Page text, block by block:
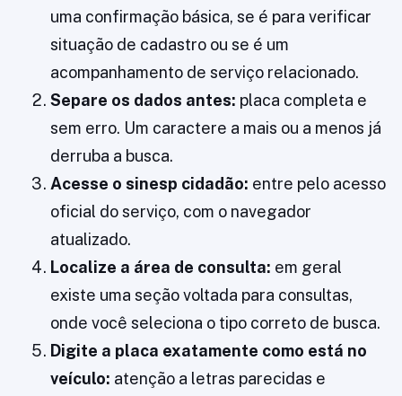
uma confirmação básica, se é para verificar
situação de cadastro ou se é um
acompanhamento de serviço relacionado.
Separe os dados antes: placa completa e
sem erro. Um caractere a mais ou a menos já
derruba a busca.
Acesse o sinesp cidadão: entre pelo acesso
oficial do serviço, com o navegador
atualizado.
Localize a área de consulta: em geral
existe uma seção voltada para consultas,
onde você seleciona o tipo correto de busca.
Digite a placa exatamente como está no
veículo: atenção a letras parecidas e